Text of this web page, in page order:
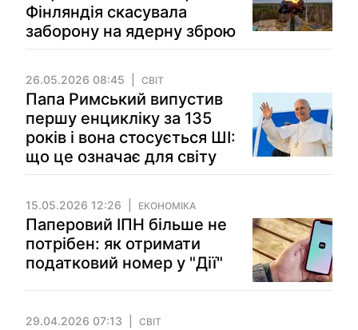
Фінляндія скасувала
заборону на ядерну зброю
26.05.2026 08:45 СВІТ
Папа Римський випустив
першу енцикліку за 135
років і вона стосується ШІ:
що це означає для світу
15.05.2026 12:26 ЕКОНОМІКА
Паперовий ІПН більше не
потрібен: як отримати
податковий номер у "Дії"
29.04.2026 07:13 СВІТ